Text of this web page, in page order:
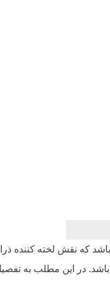
که نقش لخته کننده
در این مطلب به